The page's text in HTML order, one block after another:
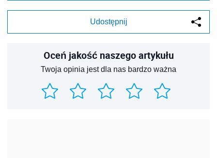
Udostępnij
Oceń jakość naszego artykułu
Twoja opinia jest dla nas bardzo ważna